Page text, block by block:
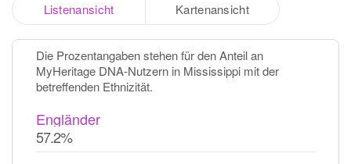
Listenansicht Kartenansicht
Die Prozentangaben stehen für den Anteil an
MyHeritage DNA-Nutzern in Mississippi mit der
betreffenden Ethnizität.
Engländer
57.2%